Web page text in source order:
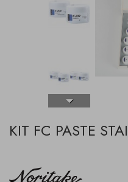
KIT FC PASTE